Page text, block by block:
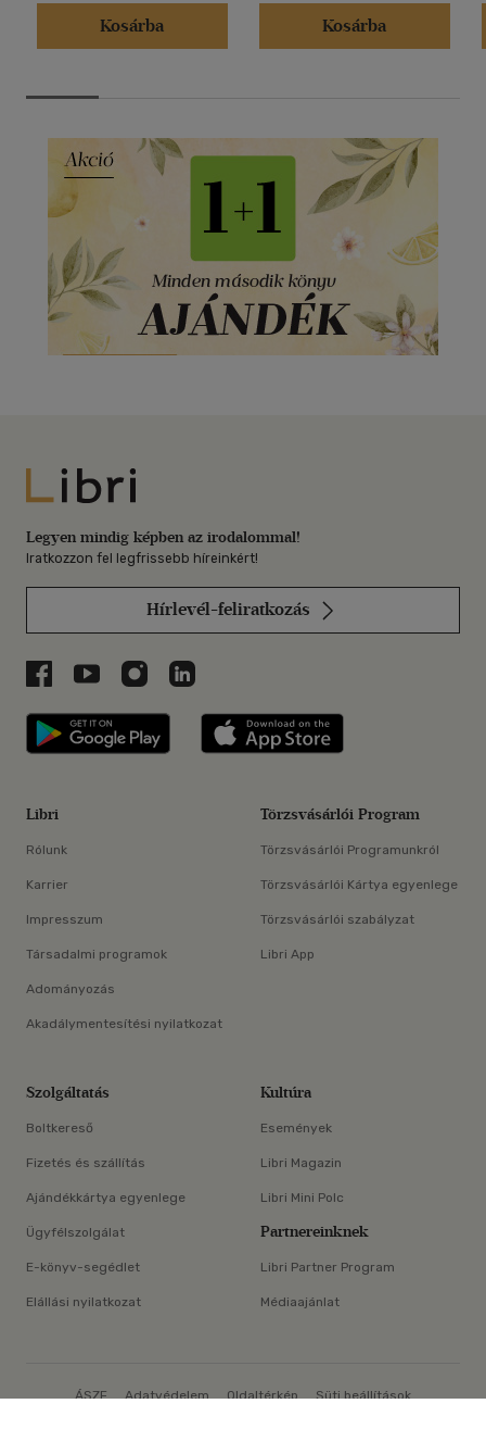
Kosárba
Kosárba
×
Libri
Legyen mindig képben az irodalommal!
Iratkozzon fel legfrissebb híreinkért!
Hírlevél-feliratkozás
Libri a Facebookon
Libri a Youtube-on
Libri az Instagramon
Libri a LinkedInen
Libri applikáció Szerezd meg: Google
Libri
Rólunk
Karrier
Impresszum
Társadalmi programok
Adományozás
Akadálymentesítési nyilatkozat
Törzsvásárlói Program
Törzsvásárlói Programunkról
Törzsvásárlói Kártya egyenlege
Törzsvásárlói szabályzat
Libri App
Szolgáltatás
Boltkereső
Fizetés és szállítás
Ajándékkártya egyenlege
Ügyfélszolgálat
E-könyv-segédlet
Elállási nyilatkozat
Kultúra
Események
Libri Magazin
Libri Mini Polc
Partnereinknek
Libri Partner Program
Médiaajánlat
ÁSZF Adatvédelem Oldaltérkép
Süti beállítások